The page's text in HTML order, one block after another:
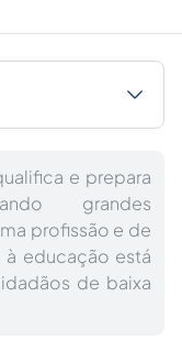
e prepara
grandes
profissão e de
à educação está
de baixa